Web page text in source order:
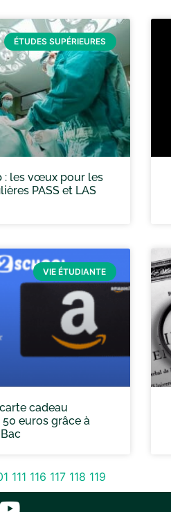
ÉTUDES SUPÉRIEURES
: les vœux pour les
PASS et LAS
VIE ÉTUDIANTE
cadeau
euros grâce à
111 116 117 118 119